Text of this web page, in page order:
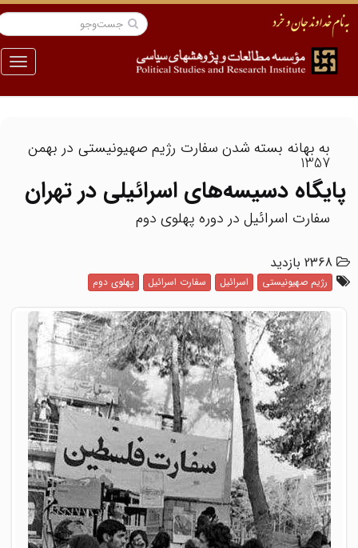
منو
به بهانه بسته شدن سفارت رژیم صهیونیستی در بهمن
1357
پایگاه دسیسه‌های اسرائیلی در تهران
سفارت اسرائیل در دوره پهلوی دوم
2368 بازدید
رژیم صهیونیستی اسرائیل سفارت اسرائیل پهلوی دوم